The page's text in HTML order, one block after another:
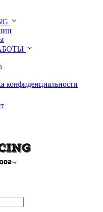
конфиденциальности